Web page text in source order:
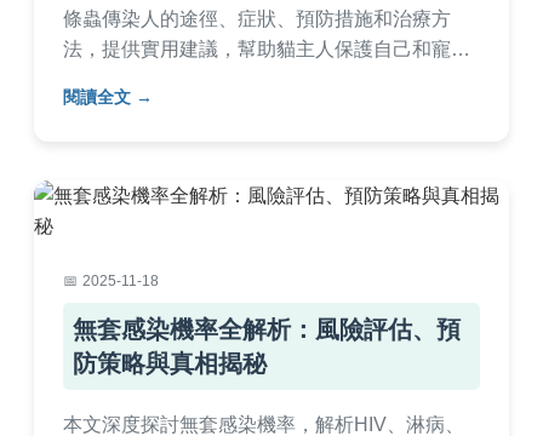
條蟲傳染人的途徑、症狀、預防措施和治療方
法，提供實用建議，幫助貓主人保護自己和寵物
閱讀全文
2025-11-18
無套感染機率全解析：風險評估、預
防策略與真相揭秘
本文深度探討無套感染機率，解析HIV、淋病、